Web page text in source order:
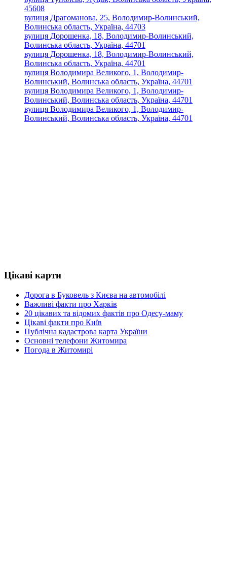
45608
вулиця Драгоманова, 25, Володимир-Волинський,
Волинська область, Україна, 44703
вулиця Дорошенка, 18, Володимир-Волинський,
Волинська область, Україна, 44701
вулиця Дорошенка, 18, Володимир-Волинський,
Волинська область, Україна, 44701
вулиця Володимира Великого, 1, Володимир-
Волинський, Волинська область, Україна, 44701
вулиця Володимира Великого, 1, Володимир-
Волинський, Волинська область, Україна, 44701
вулиця Володимира Великого, 1, Володимир-
Волинський, Волинська область, Україна, 44701
Цікаві карти
Дорога в Буковель з Києва на автомобілі
Важливі факти про Харків
20 цікавих та відомих фактів про Одесу-маму
Цікаві факти про Київ
Публічна кадастрова карта України
Основні телефони Житомира
Погода в Житомирі